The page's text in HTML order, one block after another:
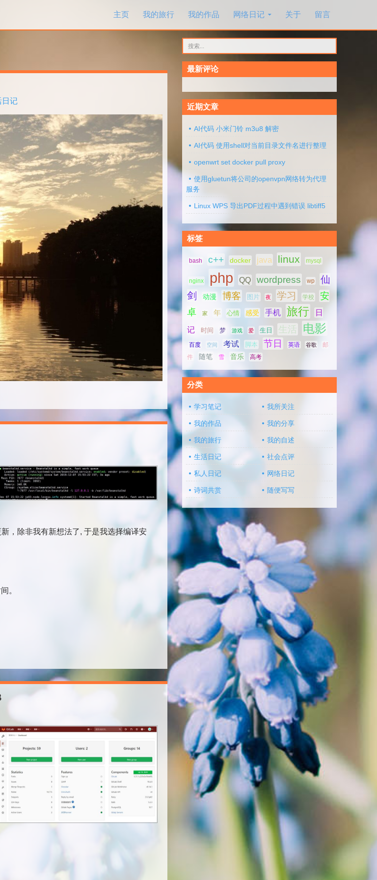
主页
我的旅行 我的作品 网络日记 关于 留言
日记
，除非我有新想法了, 于是我选择编译安
。
索：
最新评论
近期文章
AI代码 小米门铃 m3u8 解密
AI代码 使用shell对当前目录文件名进行整理
openwrt set docker pull proxy
使用gluetun将公司的openvpn网络转为代理
服务
Linux WPS 导出PDF过程中遇到错误 libtiff5
标签
bash c++ docker java linux mysql
nginx php QQ wordpress wp
仙
剑
动漫 博客 图片 夜 学习 学校
安
卓
家 年 心情 感受 手机 旅行 日
记 时间 梦 游戏 爱 生日 生活 电影
百度 空间 考试 脚本 节日 英语 谷歌 邮
件 随笔 雪 音乐 高考
分类
学习笔记 我所关注
我的作品 我的分享
我的旅行 我的自述
生活日记 社会点评
私人日记 网络日记
诗词共赏 随便写写